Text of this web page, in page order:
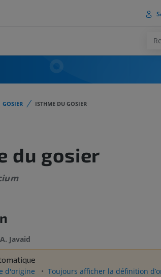
GOSIER ISTHME DU GOSIER
du gosier
Javaid
d'origine
Toujours afficher la définition